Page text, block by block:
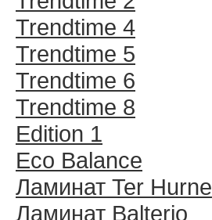
Trendtime 4
Trendtime 5
Trendtime 6
Trendtime 8
Edition 1
Eco Balance
Ламинат Ter Hurne
Ламинат Balterio